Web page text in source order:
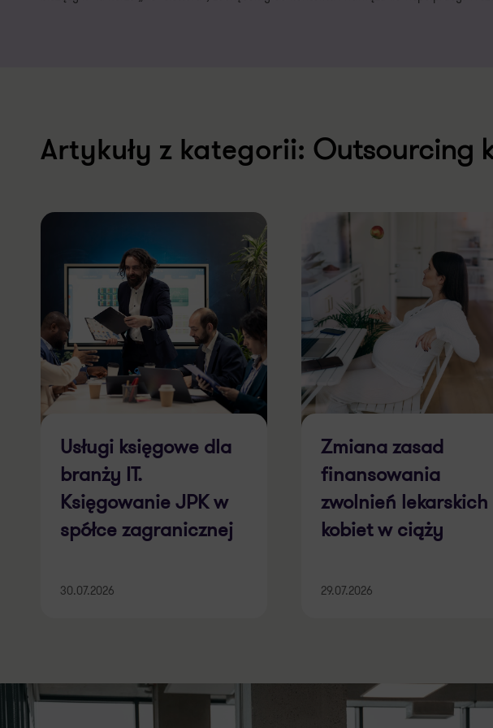
Artykuły z kategorii: Outsourcing
Usługi księgowe dla
branży IT.
Księgowanie JPK w
spółce zagranicznej
30.07.2026
Zmiana zasad
finansowania
zwolnień lekarskich
kobiet w ciąży
29.07.2026